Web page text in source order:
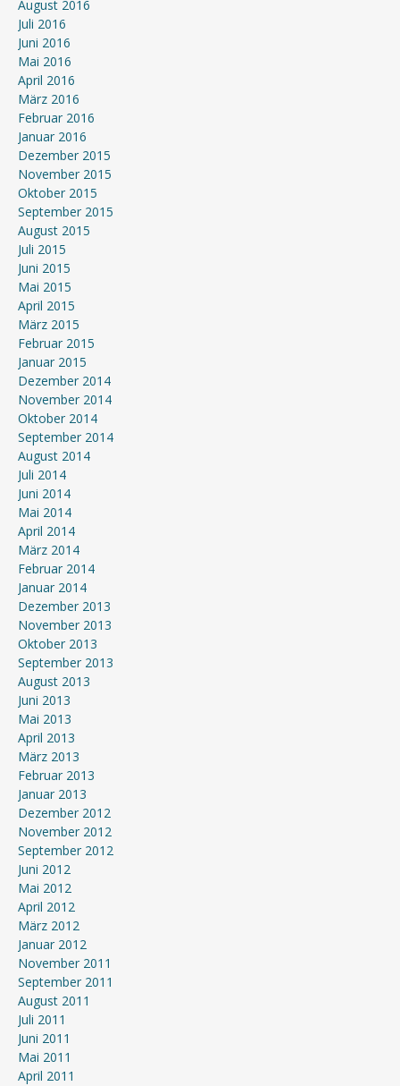
August 2016
Juli 2016
Juni 2016
Mai 2016
April 2016
März 2016
Februar 2016
Januar 2016
Dezember 2015
November 2015
Oktober 2015
September 2015
August 2015
Juli 2015
Juni 2015
Mai 2015
April 2015
März 2015
Februar 2015
Januar 2015
Dezember 2014
November 2014
Oktober 2014
September 2014
August 2014
Juli 2014
Juni 2014
Mai 2014
April 2014
März 2014
Februar 2014
Januar 2014
Dezember 2013
November 2013
Oktober 2013
September 2013
August 2013
Juni 2013
Mai 2013
April 2013
März 2013
Februar 2013
Januar 2013
Dezember 2012
November 2012
September 2012
Juni 2012
Mai 2012
April 2012
März 2012
Januar 2012
November 2011
September 2011
August 2011
Juli 2011
Juni 2011
Mai 2011
April 2011